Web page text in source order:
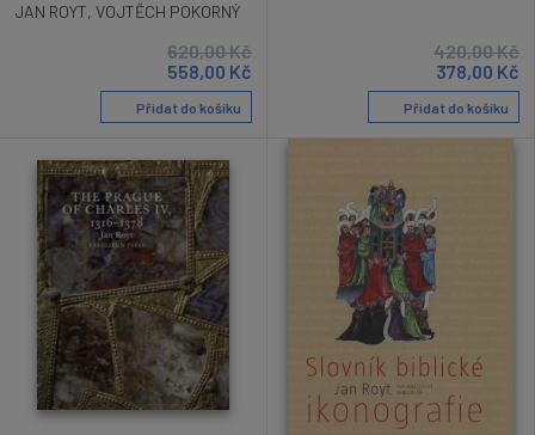
JAN ROYT, VOJTĚCH POKORNÝ
620,00Kč
558,00 Kč
Přidat do košíku
420,00Kč
378,00 Kč
Přidat do košíku